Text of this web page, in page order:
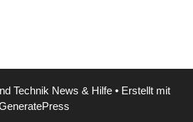
Technik News & Hilfe • Erstellt mit